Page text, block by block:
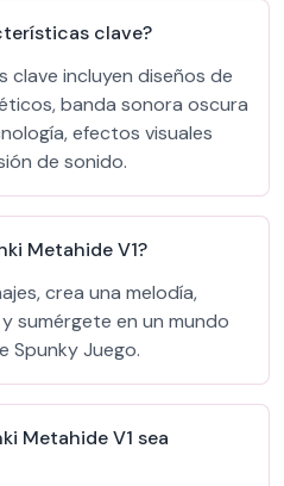
clave?
clave incluyen diseños de
banda sonora oscura
efectos visuales
de sonido.
Metahide V1?
crea una melodía,
sumérgete en un mundo
Spunky Juego.
Metahide V1 sea